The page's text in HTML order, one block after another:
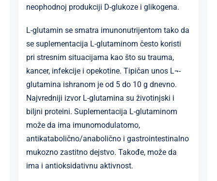
neophodnoj produkciji D-glukoze i glikogena.
L-glutamin se smatra imunonutrijentom tako da
se suplementacija L-glutaminom često koristi
pri stresnim situacijama kao što su trauma,
kancer, infekcije i opekotine. Tipičan unos L¬-
glutamina ishranom je od 5 do 10 g dnevno.
Najvredniji izvor L-glutamina su životinjski i
biljni proteini. Suplementacija L-glutaminom
može da ima imunomodulatomo,
antikatabolično/anabolično i gastrointestinalno
mukozno zastitno dejstvo. Takođe, može da
ima i antioksidativnu aktivnost.